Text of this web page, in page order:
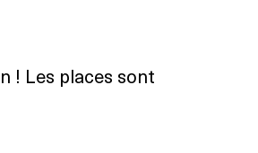
! Les places sont